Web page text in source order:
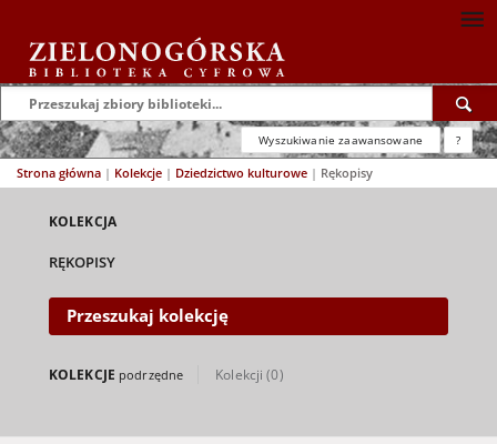
Wyszukiwanie zaawansowane ?
Strona główna | Kolekcje | Dziedzictwo kulturowe | Rękopisy
KOLEKCJA
RĘKOPISY
Przeszukaj kolekcję
KOLEKCJE podrzędne Kolekcji (0)